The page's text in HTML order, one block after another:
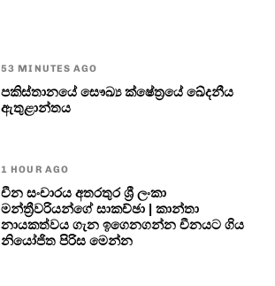
53 MINUTES AGO
පකිස්තානයේ සෞඛ්‍ය ක්ෂේත්‍රයේ ඛේදනීය
ඇතුළාන්තය
1 HOUR AGO
චීන සංචාරය අතරතුර ශ්‍රී ලංකා
මන්ත්‍රීවරියන්ගේ සාකච්ඡා | කාන්තා
නායකත්වය ගැන ඉගෙනගන්න චීනයට ගිය
නියෝජිත පිරිස මෙන්න